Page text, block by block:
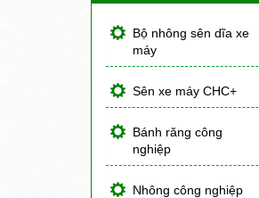
Bộ nhông sên dĩa xe
máy
Sên xe máy CHC+
Bánh răng công
nghiệp
Nhông công nghiệp